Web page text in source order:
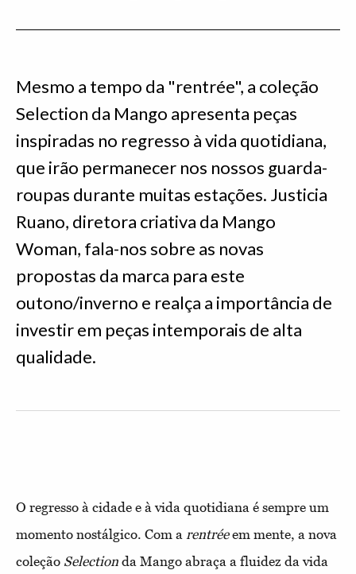
Mesmo a tempo da "rentrée", a coleção
Selection da Mango apresenta peças
inspiradas no regresso à vida quotidiana,
que irão permanecer nos nossos guarda-
roupas durante muitas estações. Justicia
Ruano, diretora criativa da Mango
Woman, fala-nos sobre as novas
propostas da marca para este
outono/inverno e realça a importância de
investir em peças intemporais de alta
qualidade.
O regresso à cidade e à vida quotidiana é sempre um
momento nostálgico. Com a rentréeem mente, a nova
coleção Selection da Mango abraça a fluidez da vida